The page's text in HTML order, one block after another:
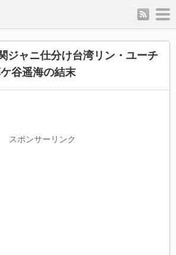
rss
ジャニ仕分け台湾リン・ユーチ
谷遥海の結末
スポンサーリンク